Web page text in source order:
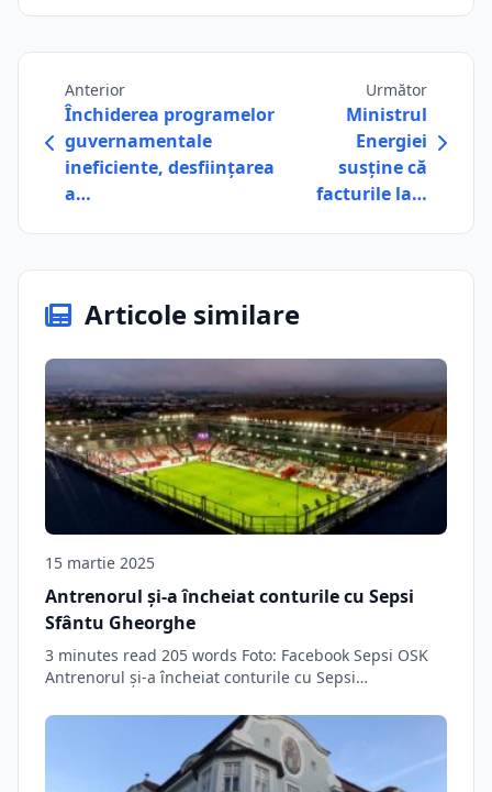
Anterior
Închiderea programelor
guvernamentale
ineficiente, desființarea
a…
Următor
Ministrul
Energiei
susține că
facturile la…
Articole similare
15 martie 2025
Antrenorul şi-a încheiat conturile cu Sepsi
Sfântu Gheorghe
3 minutes read 205 words Foto: Facebook Sepsi OSK
Antrenorul şi-a încheiat conturile cu Sepsi…